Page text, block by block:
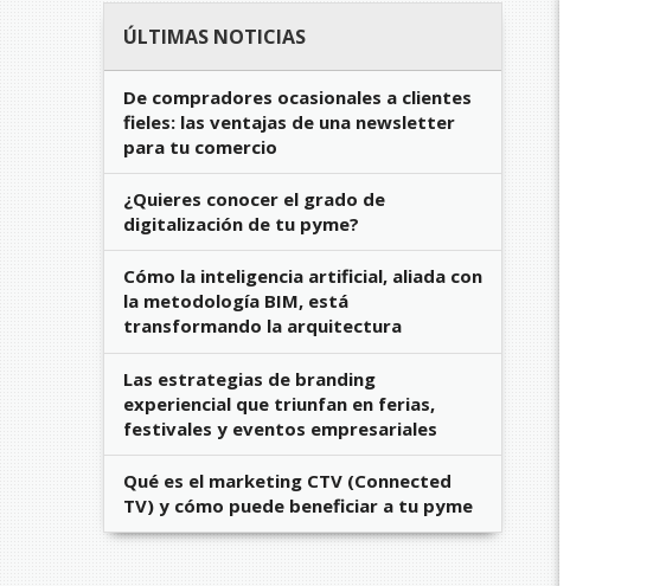
ÚLTIMAS NOTICIAS
De compradores ocasionales a clientes
fieles: las ventajas de una newsletter
para tu comercio
¿Quieres conocer el grado de
digitalización de tu pyme?
Cómo la inteligencia artificial, aliada con
la metodología BIM, está
transformando la arquitectura
Las estrategias de branding
experiencial que triunfan en ferias,
festivales y eventos empresariales
Qué es el marketing CTV (Connected
TV) y cómo puede beneficiar a tu pyme